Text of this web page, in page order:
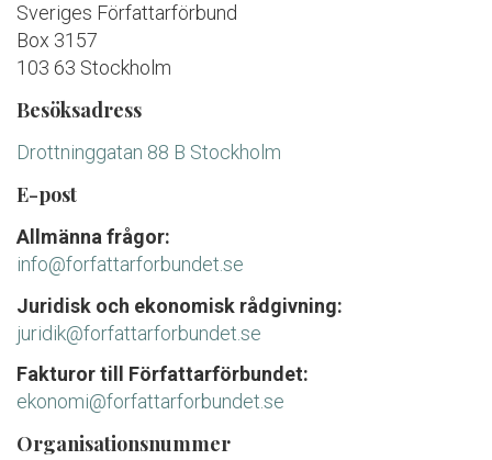
Sveriges Författarförbund
Box 3157
103 63 Stockholm
Besöksadress
Drottninggatan 88 B Stockholm
E-post
Allmänna frågor:
info@forfattarforbundet.se
Juridisk och ekonomisk rådgivning:
juridik@forfattarforbundet.se
Fakturor till Författarförbundet:
ekonomi@forfattarforbundet.se
Organisationsnummer